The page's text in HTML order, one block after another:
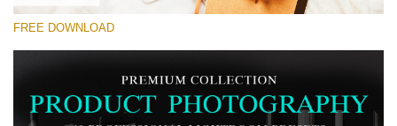
(2067 Lr Presets)
Descarga gratis
FREE DOWNLOAD